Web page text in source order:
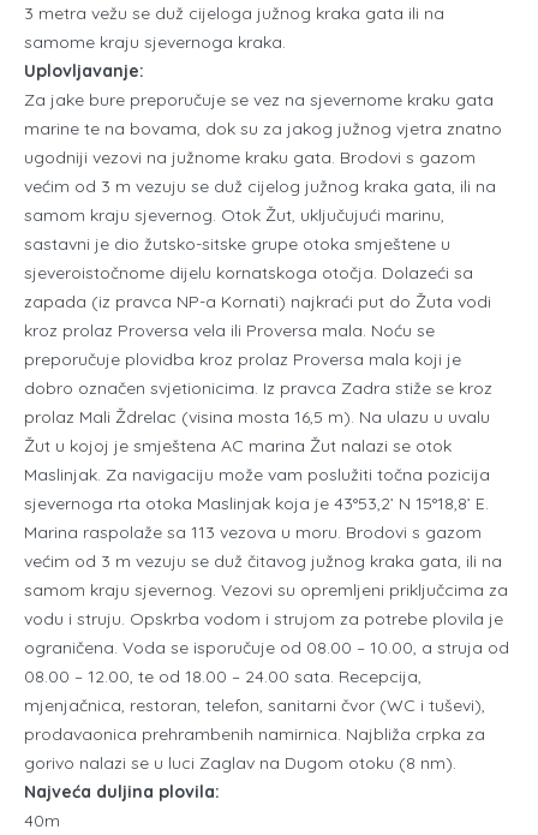
3 metra vežu se duž cijeloga južnog kraka gata ili na
samome kraju sjevernoga kraka.
Uplovljavanje:
Za jake bure preporučuje se vez na sjevernome kraku gata
marine te na bovama, dok su za jakog južnog vjetra znatno
ugodniji vezovi na južnome kraku gata. Brodovi s gazom
većim od 3 m vezuju se duž cijelog južnog kraka gata, ili na
samom kraju sjevernog. Otok Žut, uključujući marinu,
sastavni je dio žutsko-sitske grupe otoka smještene u
sjeveroistočnome dijelu kornatskoga otočja. Dolazeći sa
zapada (iz pravca NP-a Kornati) najkraći put do Žuta vodi
kroz prolaz Proversa vela ili Proversa mala. Noću se
preporučuje plovidba kroz prolaz Proversa mala koji je
dobro označen svjetionicima. Iz pravca Zadra stiže se kroz
prolaz Mali Ždrelac (visina mosta 16,5 m). Na ulazu u uvalu
Žut u kojoj je smještena AC marina Žut nalazi se otok
Maslinjak. Za navigaciju može vam poslužiti točna pozicija
sjevernoga rta otoka Maslinjak koja je 43°53,2’ N 15°18,8’ E.
Marina raspolaže sa 113 vezova u moru. Brodovi s gazom
većim od 3 m vezuju se duž čitavog južnog kraka gata, ili na
samom kraju sjevernog. Vezovi su opremljeni priključcima za
vodu i struju. Opskrba vodom i strujom za potrebe plovila je
ograničena. Voda se isporučuje od 08.00 – 10.00, a struja od
08.00 – 12.00, te od 18.00 – 24.00 sata. Recepcija,
mjenjačnica, restoran, telefon, sanitarni čvor (WC i tuševi),
prodavaonica prehrambenih namirnica. Najbliža crpka za
gorivo nalazi se u luci Zaglav na Dugom otoku (8 nm).
Najveća duljina plovila:
40m